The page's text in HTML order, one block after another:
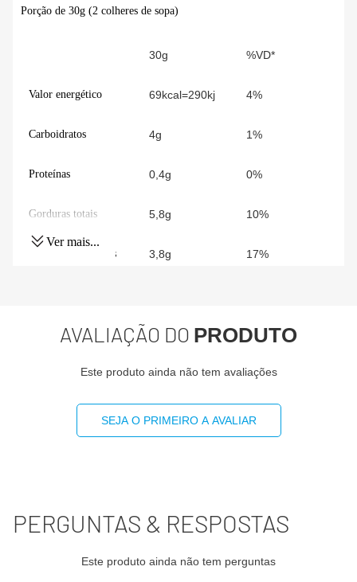
Porção de 30g (2 colheres de sopa)
30g %VD*
Valor energético 69kcal=290kj 4%
Carboidratos 4g 1%
Proteínas 0,4g 0%
Gorduras totais 5,8g 10%
Gorduras Saturadas 3,8g 17%
Fibra alimentar 0,2g 1%
4,8mg 0%
ou 8400 kj. Seus valores podem maiores ou menores
dependendo de suas necessidades energéticas
(**) valor diário não estabelecido.
Ver mais...
AVALIAÇÃO DO PRODUTO
Este produto ainda não tem avaliações
SEJA O PRIMEIRO A AVALIAR
PERGUNTAS & RESPOSTAS
Este produto ainda não tem perguntas